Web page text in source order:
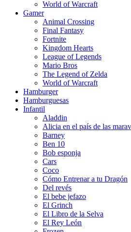
World of Warcraft
Gamer
Animal Crossing
Final Fantasy
Fortnite
Kingdom Hearts
League of Legends
Mario Bros
The Legend of Zelda
World of Warcraft
Hamburger
Hamburguesas
Infantil
Aladdin
Alicia en el país de las
Barney
Ben 10
Bob esponja
Cars
Coco
Cómo Entrenar a tu Dragón
Del revés
El bebe jefazo
El Grinch
El Libro de la Selva
El Rey León